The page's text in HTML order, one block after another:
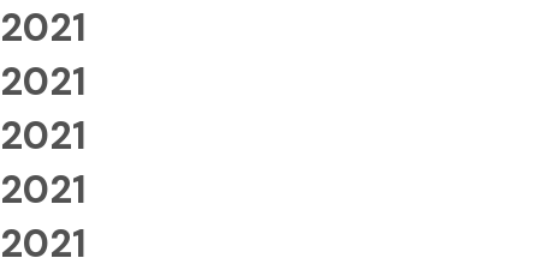
2021
2021
2021
2021
2021